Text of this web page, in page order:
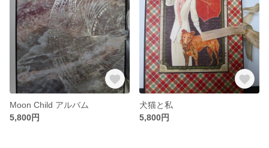
Moon Child アルバム
5,800円
犬猫と私
5,800円